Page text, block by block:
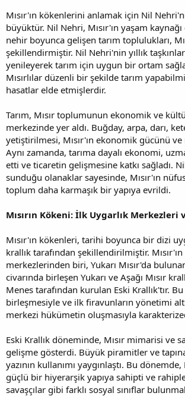
Mısır'ın kökenlerini anlamak için Nil
büyüktür. Nil Nehri, Mısır'ın yaşam
nehir boyunca gelişen tarım toplulukları,
şekillendirmiştir. Nil Nehri'nin yıllık
yenileyerek tarım için uygun bir ortam
Mısırlılar düzenli bir şekilde tarım
hasatlar elde etmişlerdir.
Tarım, Mısır toplumunun ekonomik ve
merkezinde yer aldı. Buğday, arpa, darı,
yetiştirilmesi, Mısır'ın ekonomik gücünü ve
Aynı zamanda, tarıma dayalı ekonomi,
etti ve ticaretin gelişmesine katkı sağladı.
sunduğu olanaklar sayesinde, Mısır'ın
toplum daha karmaşık bir yapıya evrildi.
Mısırın Kökeni: İlk Uygarlık Merkezleri
Mısır'ın kökenleri, tarihi boyunca bir dizi
krallık tarafından şekillendirilmiştir.
merkezlerinden biri, Yukarı Mısır'da
civarında birleşen Yukarı ve Aşağı Mısır
Menes tarafından kurulan Eski Krallık'tır. Bu
birleşmesiyle ve ilk firavunların yönetimi
merkezi hükümetin oluşmasıyla
Eski Krallık döneminde, Mısır mimarisi ve
gelişme gösterdi. Büyük piramitler ve
yazının kullanımı yaygınlaştı. Bu
güçlü bir hiyerarşik yapıya sahipti ve
savaşçılar gibi farklı sosyal sınıflar